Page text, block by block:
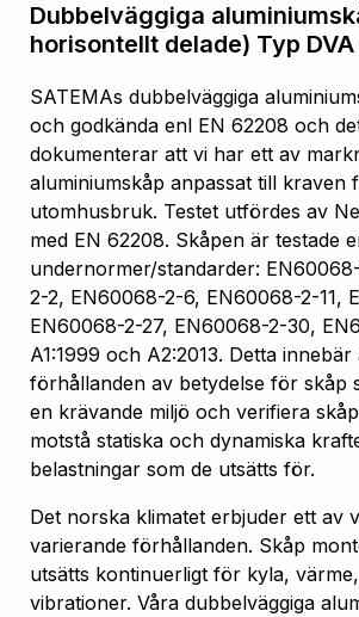
Dubbelväggiga
horisontellt delade) Typ
SATEMAs dubbelväggiga
och godkända enl EN 62208 och
dokumenterar att vi har ett av
aluminiumskåp anpassat till kraven
utomhusbruk. Testet utfördes av
med EN 62208. Skåpen är testade
undernormer/standarder:
2-2, EN60068-2-6, EN60068-2-11,
EN60068-2-27, EN60068-2-30,
A1:1999 och A2:2013. Detta
förhållanden av betydelse för skåp
en krävande miljö och verifiera
motstå statiska och dynamiska
belastningar som de utsätts för.
Det norska klimatet erbjuder ett av
varierande förhållanden. Skåp
utsätts kontinuerligt för kyla,
vibrationer. Våra dubbelväggiga